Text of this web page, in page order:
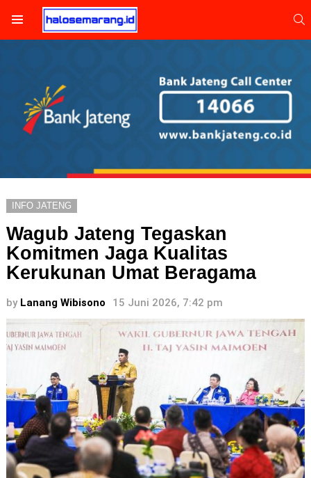
INFO JATENG
Wagub Jateng Tegaskan
Komitmen Jaga Kualitas
Kerukunan Umat Beragama
by Lanang Wibisono 15 Juni 2026, 7:42 pm